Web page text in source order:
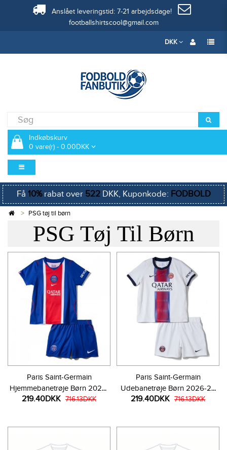
Anslået leveringstid: 7-21 arbejdsdage!
footballshirtscool@gmail.com
DKK
Indkøbskurv
0 vare(r) - 0.00DKK
Få 10%rabat over 522DKK, Kuponkode: FODBOLD
PSG tøj til børn
PSG Tøj Til Børn
Paris Saint-Germain
Hjemmebanetrøje Børn 2026-
27 Kortærmet (+ Korte bukser)
219.40DKK 716.13DKK
Paris Saint-Germain
Udebanetrøje Børn 2026-27
Kortærmet (+ Korte bukser)
219.40DKK 716.13DKK